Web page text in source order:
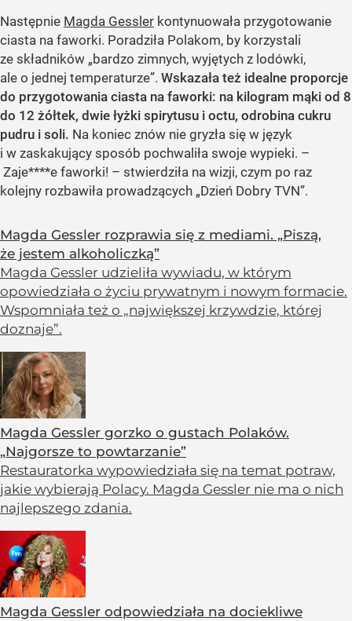
Następnie Magda Gessler kontynuowała przygotowanie
ciasta na faworki. Poradziła Polakom, by korzystali
ze składników „bardzo zimnych, wyjętych z lodówki,
ale o jednej temperaturze”. Wskazała też idealne proporcje
do przygotowania ciasta na faworki: na kilogram mąki od 8
do 12 żółtek, dwie łyżki spirytusu i octu, odrobina cukru
pudru i soli. Na koniec znów nie gryzła się w język
i w zaskakujący sposób pochwaliła swoje wypieki. –
Zaje****e faworki! – stwierdziła na wizji, czym po raz
kolejny rozbawiła prowadzących „Dzień Dobry TVN”.
Magda Gessler rozprawia się z mediami. „Piszą,
że jestem alkoholiczką”
Magda Gessler udzieliła wywiadu, w którym
opowiedziała o życiu prywatnym i nowym formacie.
Wspomniała też o „największej krzywdzie, której
doznaje”.
Magda Gessler gorzko o gustach Polaków.
„Najgorsze to powtarzanie”
Restauratorka wypowiedziała się na temat potraw,
jakie wybierają Polacy. Magda Gessler nie ma o nich
najlepszego zdania.
Magda Gessler odpowiedziała na dociekliwe